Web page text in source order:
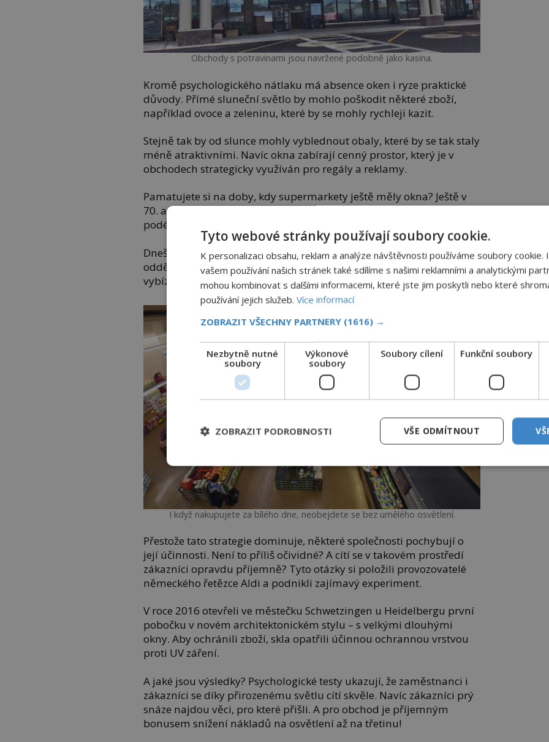
Obchody s potravinami jsou navržené podobně jako kasina.
Kromě psychologického nátlaku má absence oken i ryze praktické
důvody. Přímé sluneční světlo by mohlo poškodit některé zboží,
například ovoce a zeleninu, které by se mohly rychleji kazit.
Stejně tak by od slunce mohly vyblednout obaly, které by se tak staly
méně atraktivními. Navíc okna zabírají cenný prostor, který je v
obchodech strategicky využíván pro regály a reklamy.
Pamatujete si na doby, kdy supermarkety ještě měly okna? Ještě v
70. a 80. letech minulého století byla obvyklá dlouhá okna, většinou
podél stěny s kasami.
Dnešní moderní prodejny jsou již téměř bez oken, aby se co nejvíce
oddělily od okolního světa a vytvořily prostředí, které zákazníky
vybízí k neuvědomělým nákupům.
I když nakupujete za bílého dne, neobejdete se bez umělého osvětlení.
Přestože tato strategie dominuje, některé společnosti pochybují o
její účinnosti. Není to příliš očividné? A cítí se v takovém prostředí
zákazníci opravdu příjemně? Tyto otázky si položili provozovatelé
německého řetězce Aldi a podnikli zajímavý experiment.
V roce 2016 otevřeli ve městečku Schwetzingen u Heidelbergu první
pobočku v novém architektonickém stylu – s velkými dlouhými
okny. Aby ochránili zboží, skla opatřili účinnou ochrannou vrstvou
proti UV záření.
A jaké jsou výsledky? Psychologické testy ukazují, že zaměstnanci i
zákazníci se díky přirozenému světlu cítí skvěle. Navíc zákazníci prý
snáze najdou věci, pro které přišli. A pro obchod je příjemným
bonusem snížení nákladů na osvětlení až na třetinu!
Tyto webové stránky používají soubory cookie.
K personalizaci obsahu, reklam a analýze návštěvnosti používáme soubory cookie.
vašem používání našich stránek také sdílíme s našimi reklamními a analytickými
mohou kombinovat s dalšími informacemi, které jste jim poskytli nebo které
používání jejich služeb. Více informací
ZOBRAZIT VŠECHNY PARTNERY (1616) →
Nezbytně nutné
soubory
Výkonové
soubory
Soubory cílení Funkční soubory
VŠE ODMÍTNOUT
ZOBRAZIT PODROBNOSTI